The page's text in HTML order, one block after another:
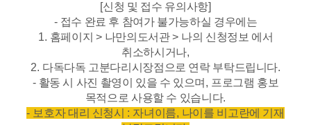
[신청 및 접수 유의사항]
- 접수 완료 후 참여가 불가능하실 경우에는
1. 홈페이지 > 나만의도서관> 나의 신청정보 에서
취소하시거나,
2. 다독다독 고분다리시장점으로 연락 부탁드립니다.
- 활동 시 사진 촬영이 있을 수 있으며 , 프로그램 홍보
목적으로 사용할 수 있습니다.
- 보호자 대리 신청시 : 자녀이름, 나이를 비고란에 기재